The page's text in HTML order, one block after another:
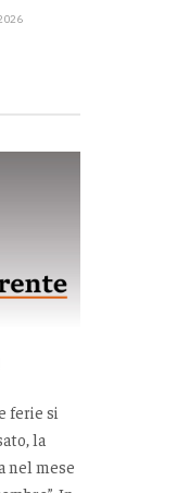
ferie si
la
nel mese